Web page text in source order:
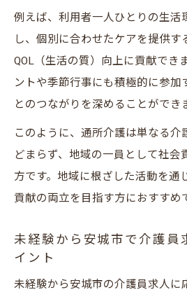
がりを実感
介護サービスを通じて
働き方
安城市で地域密着型通
する方法
介護員求人がもたらす
築き方
地域に根付く働き方で
の価値
安城市の地域密着型通
例えば、利用者一人ひとりの生活
し、個別に合わせたケアを提供す
QOL（生活の質）向上に貢献でき
ントや季節行事にも積極的に参加
とのつながりを深めることができ
このように、通所介護は単なる介
どまらず、地域の一員として社会
方です。地域に根ざした活動を通
貢献の両立を目指す方におすすめ
未経験から安城市で介護員
イント
未経験から安城市の介護員求人に